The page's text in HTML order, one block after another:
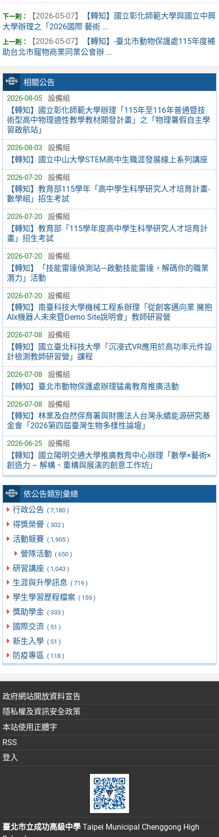
相關公告
2026-08-05 設備組
【轉知】國立彰化師範大學辦理「115年至116年普通暨技
術型高中物理適性教學教材開發計畫」之「物理暑假自主學
習啟航站」
2026-08-03 設備組
【轉知】國立中山大學STEM高中生職涯發展線上系列講座
2026-07-20 設備組
【轉知】教育部115學年「高中學生科學研究人才培育計畫-
數學組」招生考試
2026-07-20 設備組
【轉知】教育部「115學年度高中學生科學研究人才培育計
畫」招生考試
2026-07-20 設備組
【轉知】「技能雷達偵測站—啟動技能雷達，解碼你的職業
潛力」活動
2026-07-20 設備組
【轉知】南臺科技大學機械工程系辦理「從創客邁向業 擁抱
AIx機器人未來暨Demo Site說明會」教師研習營
2026-07-08 設備組
【轉知】國立臺北科技大學「沉浸式VR應用於高功率元件設
計檢測教師研習營」課程
2026-07-08 設備組
【轉知】臺北市動物保護處辦理猛禽教育推廣活動
2026-07-08 設備組
【轉知】林業及自然保育署與財團法人台灣永續能源研究基
金會「2026第四屆臺灣生物多樣性論壇」
2026-06-25 設備組
【轉知】國立陽明交通大學推廣教育中心辦理「數學×藝術×
創造力 – 解構、重構與展演的創意工作坊」
依公告類別彙總
行政公告 ( 7,180 )
得獎榮譽 ( 302 )
活動競賽 ( 1,905 )
營隊活動 ( 650 )
研習講座 ( 1,043 )
生涯與升學訊息 ( 719 )
學生學習歷程檔案 ( 159 )
獎助學金 ( 333 )
國際交流 ( 51 )
新生入學 ( 51 )
防疫專區 ( 118 )
【2026-05-07】
【轉知】國立彰化師範大學與國立中興
大學辦理之「2026國際 藝術 ...
【2026-05-07】
【轉知】-臺北市動物保護處115年度補
助台北市寵物商業同業公會辦 ...
政府網站開放資料宣告
隱私權及資訊安全政策
本站使用正體字
RSS
登入
臺北市立成功高級中學 Taipei Municipal Chenggong High